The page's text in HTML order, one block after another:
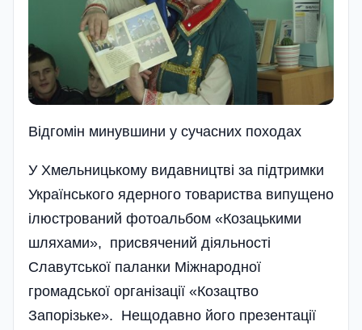
Відгомін минувшини у сучасних походах
У Хмельницькому видавництві за підтримки
Українського ядерного товариства випущено
ілюстрований фотоальбом «Козацькими
шляхами», присвячений діяльності
Славутської паланки Міжнародної
громадської організації «Козацтво
Запорізьке». Нещодавно його презентації